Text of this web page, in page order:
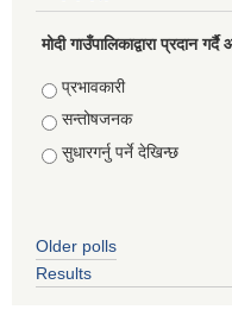
मोदी गाउँपालिकाद्वारा प्रदान
Choices
प्रभावकारी
सन्तोषजनक
सुधारगर्नु पर्ने देखिन्छ
Older polls
Results